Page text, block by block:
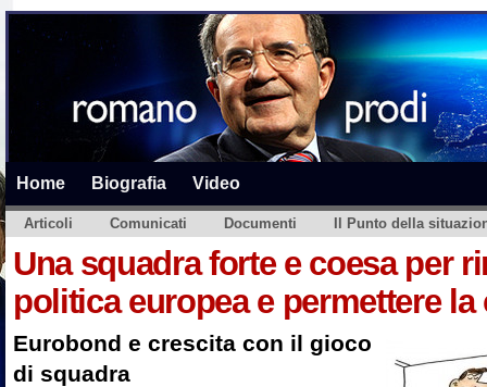
Home Biografia Video
Articoli Comunicati Documenti Il Punto della
Una squadra forte e coesa per
politica europea e permettere la
Eurobond e crescita con il gioco
di squadra